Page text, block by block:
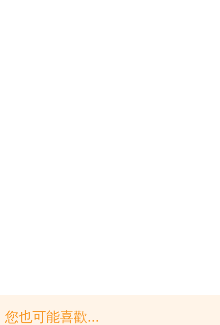
您也可能喜歡...